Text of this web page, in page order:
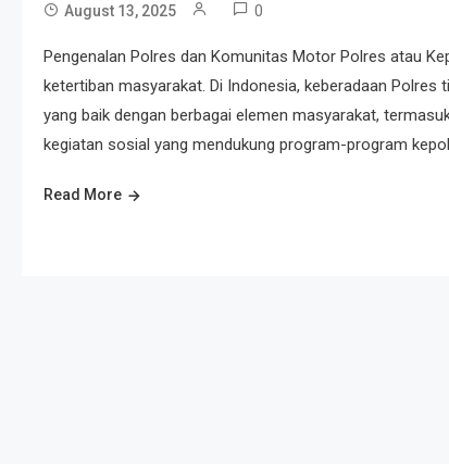
August 13, 2025 0
Pengenalan Polres dan Komunitas Motor Polres atau
ketertiban masyarakat. Di Indonesia, keberadaan
yang baik dengan berbagai elemen masyarakat,
kegiatan sosial yang mendukung program-program
Read More